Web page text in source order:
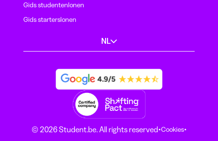
Gids studentenlonen
Gids starterslonen
NL
© 2026 Student.be. All rights reserved·Cookies·